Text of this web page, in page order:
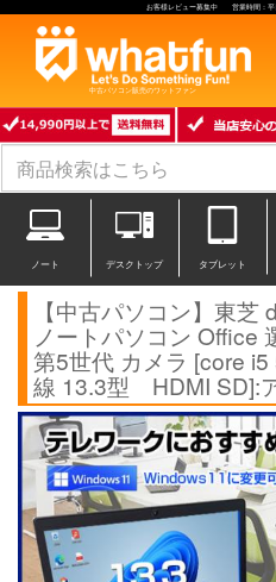
お客様レビュー募集中 営業時間：
中古パソコン販売のワットファン
ノート デスクトップ タブレット
【中古パソコン】東
ノートパソコン Office
第5世代 カメラ [core
線 13.3型 HDMI SD]: